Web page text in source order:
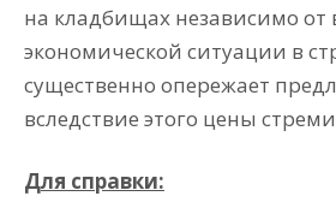
на кладбищах независимо от
экономической ситуации в
существенно опережает
вследствие этого цены
Для справки: